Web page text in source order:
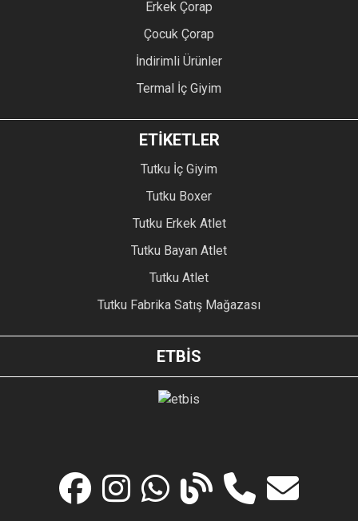
Erkek Çorap
Çocuk Çorap
İndirimli Ürünler
Termal İç Giyim
ETİKETLER
Tutku İç Giyim
Tutku Boxer
Tutku Erkek Atlet
Tutku Bayan Atlet
Tutku Atlet
Tutku Fabrika Satış Mağazası
ETBİS